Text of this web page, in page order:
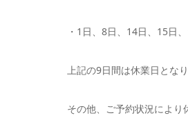
・1日、8日、14日、15日
上記の9日間は休業日となり
その他、ご予約状況によ